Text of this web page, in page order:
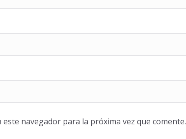
navegador para la próxima vez que comente.